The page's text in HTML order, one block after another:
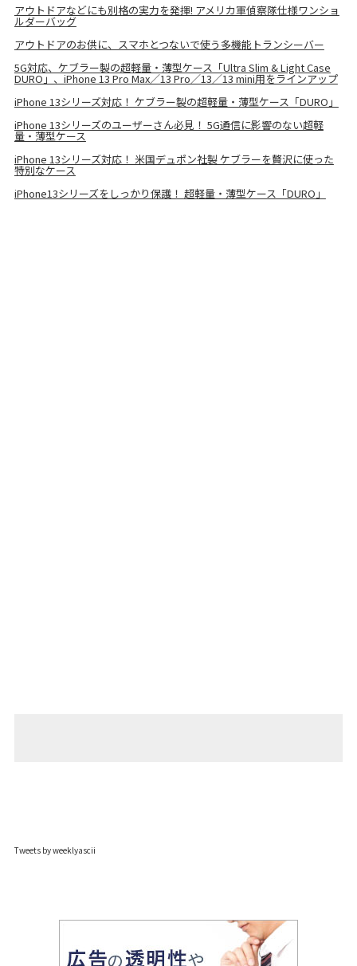
アウトドアなどにも別格の実力を発揮! アメリカ軍偵察隊仕様ワンショ
ルダーバッグ
アウトドアのお供に、スマホとつないで使う多機能トランシーバー
5G対応、ケブラー製の超軽量・薄型ケース「Ultra Slim & Light Case
DURO」、iPhone 13 Pro Max／13 Pro／13／13 mini用をラインアップ
iPhone 13シリーズ対応！ ケブラー製の超軽量・薄型ケース「DURO」
iPhone 13シリーズのユーザーさん必見！ 5G通信に影響のない超軽
量・薄型ケース
iPhone 13シリーズ対応！ 米国デュポン社製 ケブラーを贅沢に使った
特別なケース
iPhone13シリーズをしっかり保護！ 超軽量・薄型ケース「DURO」
Tweets by weeklyascii